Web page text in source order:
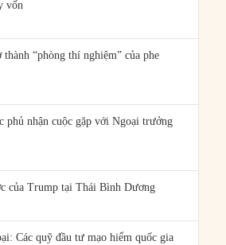
vốn
“phòng thí nghiệm” của phe
phủ nhận cuộc gặp với Ngoại trưởng
của Trump tại Thái Bình Dương
Các quỹ đầu tư mạo hiểm quốc gia